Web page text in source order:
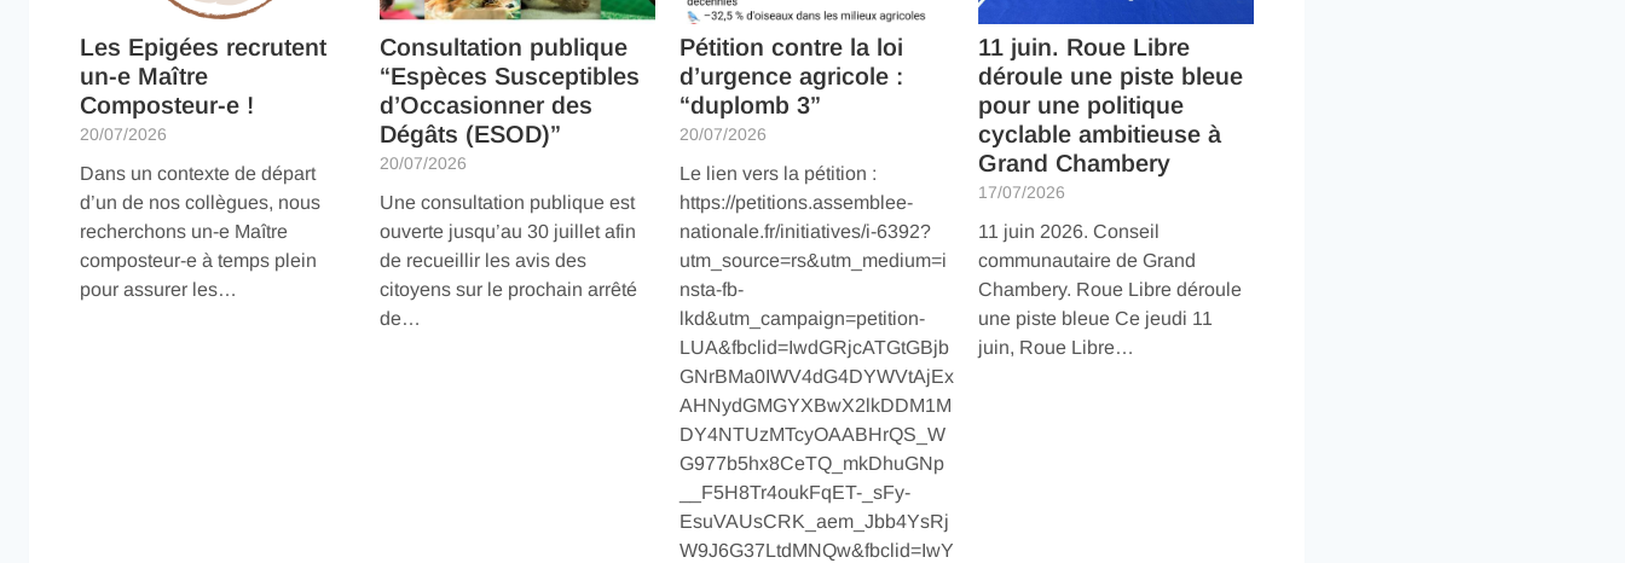
Les Epigées recrutent
un-e Maître
Composteur-e !
20/07/2026
Dans un contexte de départ
d’un de nos collègues, nous
recherchons un-e Maître
composteur-e à temps plein
pour assurer les…
Consultation publique
“Espèces Susceptibles
d’Occasionner des
Dégâts (ESOD)”
20/07/2026
Une consultation publique est
ouverte jusqu’au 30 juillet afin
de recueillir les avis des
citoyens sur le prochain arrêté
de…
Pétition contre la loi
d’urgence agricole :
“duplomb 3”
20/07/2026
Le lien vers la pétition :
https://petitions.assemblee-
nationale.fr/initiatives/i-6392?
utm_source=rs&utm_medium=i
nsta-fb-
lkd&utm_campaign=petition-
LUA&fbclid=IwdGRjcATGtGBjb
GNrBMa0IWV4dG4DYWVtAjEx
AHNydGMGYXBwX2lkDDM1M
DY4NTUzMTcyOAABHrQS_W
G977b5hx8CeTQ_mkDhuGNp
__F5H8Tr4oukFqET-_sFy-
EsuVAUsCRK_aem_Jbb4YsRj
W9J6G37LtdMNQw&fbclid=IwY
11 juin. Roue Libre
déroule une piste bleue
pour une politique
cyclable ambitieuse à
Grand Chambery
17/07/2026
11 juin 2026. Conseil
communautaire de Grand
Chambery. Roue Libre déroule
une piste bleue Ce jeudi 11
juin, Roue Libre…